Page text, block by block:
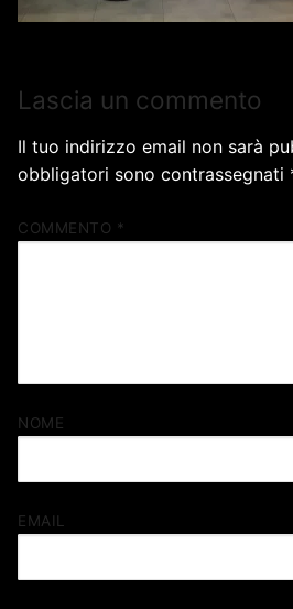
Lascia un commento
Il tuo indirizzo email non sarà
obbligatori sono contrassegnati
COMMENTO *
NOME
EMAIL